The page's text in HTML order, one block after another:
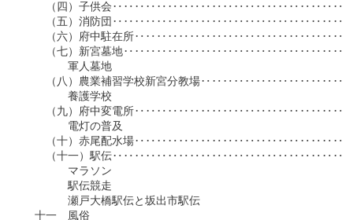
（四）子供会
（五）消防団
（六）府中駐在所
（七）新宮墓地
軍人墓地
（八）農業補習学校新宮分教場
養護学校
（九）府中変電所
電灯の普及
（十）赤尾配水場
（十一）駅伝
マラソン
駅伝競走
瀬戸大橋駅伝と坂出市駅伝
十一　風俗